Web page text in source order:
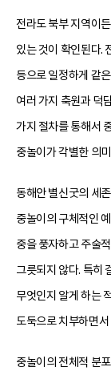
전라도 북부 지역이
있는 것이 확인된다.
등으로 일정하게 같
여러 가지 축원과 덕
가지 절차를 통해서
중놀이가 각별한 의
동해안 별신굿의 세
중놀이의 구체적인
중을 풍자하고 주술
그릇되지 않다. 특히
무엇인지 알게 하는
도둑으로 치부하면
중놀이의 전체적 분